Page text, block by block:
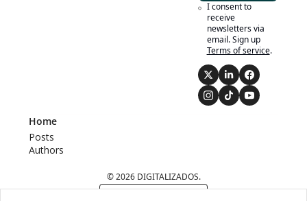
I consent to
receive
newsletters via
email. Sign up
Terms of service.
Home
Posts
Authors
© 2026 DIGITALIZADOS.